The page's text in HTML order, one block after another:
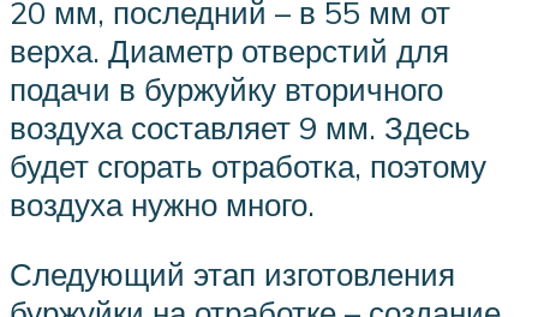
20 мм, последний – в 55 мм от
верха. Диаметр отверстий для
подачи в буржуйку вторичного
воздуха составляет 9 мм. Здесь
будет сгорать отработка, поэтому
воздуха нужно много.
Следующий этап изготовления